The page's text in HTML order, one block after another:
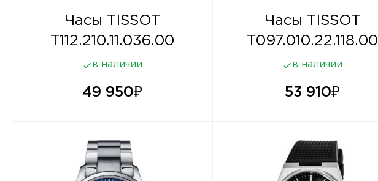
Часы TISSOT
T112.210.11.036.00
в наличии
49 950₽
Часы TISSOT
T097.010.22.118.00
в наличии
53 910₽